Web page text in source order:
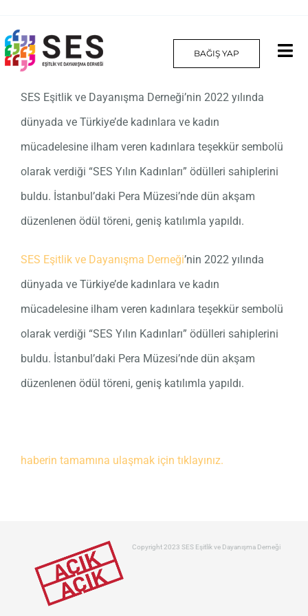
to
content
BAĞIŞ YAP
Hakkımızda
Projelerimiz
Platform
Yılın Kadınları
İletişim
English
SES Eşitlik ve Dayanışma Derneği’nin 2022 yılında
dünyada ve Türkiye’de kadınlara ve kadın
mücadelesine ilham veren kadınlara teşekkür sembolü
olarak verdiği “SES Yılın Kadınları” ödülleri sahiplerini
buldu. İstanbul’daki Pera Müzesi’nde dün akşam
düzenlenen ödül töreni, geniş katılımla yapıldı.
SES Eşitlik ve Dayanışma Derneği’nin 2022 yılında
dünyada ve Türkiye’de kadınlara ve kadın
mücadelesine ilham veren kadınlara teşekkür sembolü
olarak verdiği “SES Yılın Kadınları” ödülleri sahiplerini
buldu. İstanbul’daki Pera Müzesi’nde dün akşam
düzenlenen ödül töreni, geniş katılımla yapıldı.
haberin tamamına ulaşmak için tıklayınız.
Copyright 2023 SES Eşitlik ve Dayanışma Derneği